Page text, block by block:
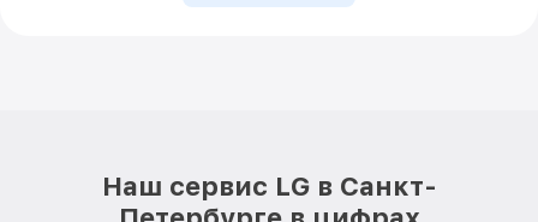
Наш сервис LG в Санкт-